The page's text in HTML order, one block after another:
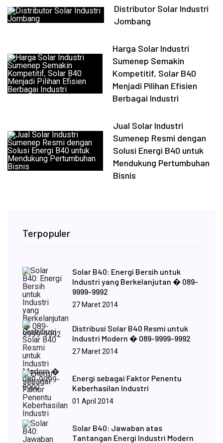
Distributor Solar Industri
Jombang
Harga Solar Industri
Sumenep Semakin
Kompetitif, Solar B40
Menjadi Pilihan Efisien
Berbagai Industri
Jual Solar Industri
Sumenep Resmi dengan
Solusi Energi B40 untuk
Mendukung Pertumbuhan
Bisnis
Terpopuler
Solar B40: Energi Bersih untuk
Industri yang Berkelanjutan � 089-
9999-9992
27 Maret 2014
Distribusi Solar B40 Resmi untuk
Industri Modern � 089-9999-9992
27 Maret 2014
Energi sebagai Faktor Penentu
Keberhasilan Industri
01 April 2014
Solar B40: Jawaban atas
Tantangan Energi Industri Modern